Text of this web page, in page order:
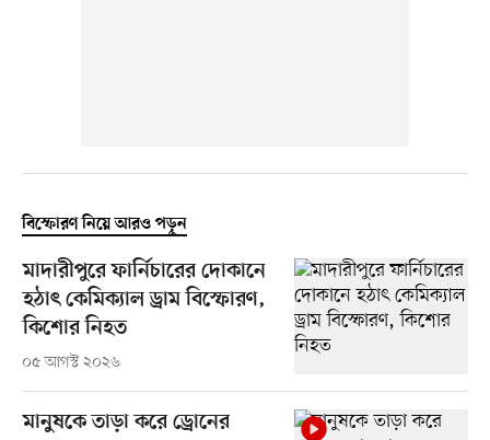
বিস্ফোরণ নিয়ে আরও পড়ুন
মাদারীপুরে ফার্নিচারের দোকানে
হঠাৎ কেমিক্যাল ড্রাম বিস্ফোরণ,
কিশোর নিহত
০৫ আগস্ট ২০২৬
মানুষকে তাড়া করে ড্রোনের